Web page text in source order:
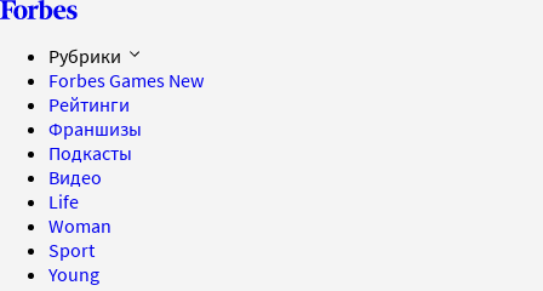
Рубрики
Forbes Games New
Рейтинги
Франшизы
Подкасты
Видео
Life
Woman
Sport
Young